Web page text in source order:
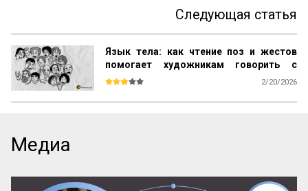
Следующая статья
Язык тела: как чтение поз и жестов
помогает художникам говорить с
человеком без слов
2/20/2026
единого слова.
Медиа